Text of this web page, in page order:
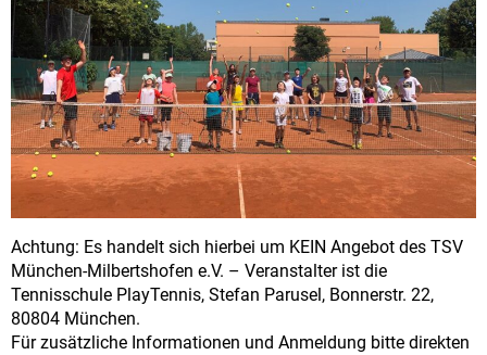
Achtung: Es handelt sich hierbei um KEIN Angebot des TSV
München-Milbertshofen e.V. – Veranstalter ist die
Tennisschule PlayTennis, Stefan Parusel, Bonnerstr. 22,
80804 München.
Für zusätzliche Informationen und Anmeldung bitte direkten